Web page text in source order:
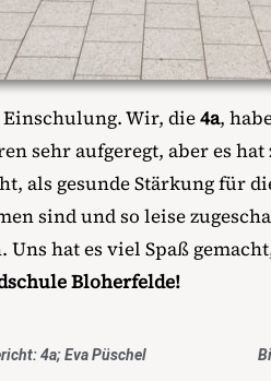
Einschulung. Wir, die4a,
sehr aufgeregt, aber es
als gesunde Stärkung für
sind und so leise
hat es viel Spaß
Bloherfelde!
4a; Eva Püschel Bild: